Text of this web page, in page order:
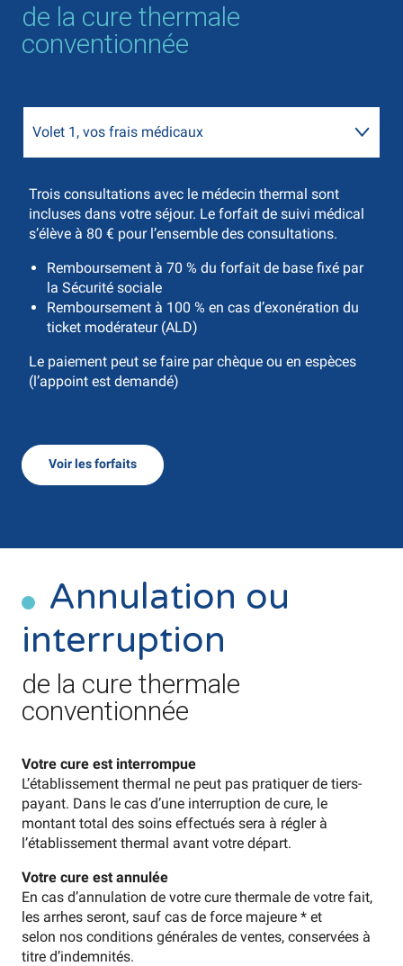
de la cure thermale
conventionnée
Volet 1, vos frais médicaux
Volet 2, vos 18 jours de soins thermaux
Trois consultations avec le médecin thermal sont
incluses dans votre séjour. Le forfait de suivi médical
s’élève à 80 € pour l’ensemble des consultations.
Remboursement à 70 % du forfait de base fixé par
la Sécurité sociale
Remboursement à 100 % en cas d’exonération du
ticket modérateur (ALD)
Le paiement peut se faire par chèque ou en espèces
(l’appoint est demandé)
Voir les forfaits
Annulation ou
interruption
de la cure thermale
conventionnée
Votre cure est interrompue
L’établissement thermal ne peut pas pratiquer de tiers-
payant. Dans le cas d’une interruption de cure, le
montant total des soins effectués sera à régler à
l’établissement thermal avant votre départ.
Votre cure est annulée
En cas d’annulation de votre cure thermale de votre fait,
les arrhes seront, sauf cas de force majeure * et
selon nos conditions générales de ventes, conservées à
titre d’indemnités.